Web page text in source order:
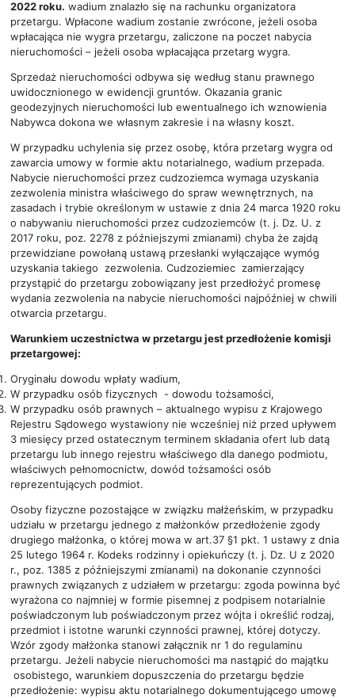
2022 roku. wadium znalazło się na rachunku organizatora
przetargu. Wpłacone wadium zostanie zwrócone, jeżeli osoba
wpłacająca nie wygra przetargu, zaliczone na poczet nabycia
nieruchomości – jeżeli osoba wpłacająca przetarg wygra.
Sprzedaż nieruchomości odbywa się według stanu prawnego
uwidocznionego w ewidencji gruntów. Okazania granic
geodezyjnych nieruchomości lub ewentualnego ich wznowienia
Nabywca dokona we własnym zakresie i na własny koszt.
W przypadku uchylenia się przez osobę, która przetarg wygra od
zawarcia umowy w formie aktu notarialnego, wadium przepada.
Nabycie nieruchomości przez cudzoziemca wymaga uzyskania
zezwolenia ministra właściwego do spraw wewnętrznych, na
zasadach i trybie określonym w ustawie z dnia 24 marca 1920 roku
o nabywaniu nieruchomości przez cudzoziemców (t. j. Dz. U. z
2017 roku, poz. 2278 z późniejszymi zmianami) chyba że zajdą
przewidziane powołaną ustawą przesłanki wyłączające wymóg
uzyskania takiego zezwolenia. Cudzoziemiec zamierzający
przystąpić do przetargu zobowiązany jest przedłożyć promesę
wydania zezwolenia na nabycie nieruchomości najpóźniej w chwili
otwarcia przetargu.
Warunkiem uczestnictwa w przetargu jest przedłożenie komisji
przetargowej:
Oryginału dowodu wpłaty wadium,
W przypadku osób fizycznych - dowodu tożsamości,
W przypadku osób prawnych – aktualnego wypisu z Krajowego
Rejestru Sądowego wystawiony nie wcześniej niż przed upływem
3 miesięcy przed ostatecznym terminem składania ofert lub datą
przetargu lub innego rejestru właściwego dla danego podmiotu,
właściwych pełnomocnictw, dowód tożsamości osób
reprezentujących podmiot.
Osoby fizyczne pozostające w związku małżeńskim, w przypadku
udziału w przetargu jednego z małżonków przedłożenie zgody
drugiego małżonka, o której mowa w art.37 §1 pkt. 1 ustawy z dnia
25 lutego 1964 r. Kodeks rodzinny i opiekuńczy (t. j. Dz. U z 2020
r., poz. 1385 z późniejszymi zmianami) na dokonanie czynności
prawnych związanych z udziałem w przetargu: zgoda powinna być
wyrażona co najmniej w formie pisemnej z podpisem notarialnie
poświadczonym lub poświadczonym przez wójta i określić rodzaj,
przedmiot i istotne warunki czynności prawnej, której dotyczy.
Wzór zgody małżonka stanowi załącznik nr 1 do regulaminu
przetargu. Jeżeli nabycie nieruchomości ma nastąpić do majątku
osobistego, warunkiem dopuszczenia do przetargu będzie
przedłożenie: wypisu aktu notarialnego dokumentującego umowę